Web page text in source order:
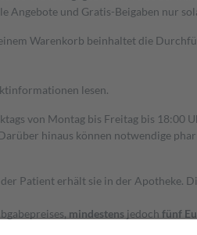
und Gratis-Beigaben nur
Warenkorb beinhaltet die
lesen.
von Montag bis Freitag bis 18:00
hinaus können notwendige
Patient erhält sie in der Apotheke.
mindestens jedoch fünf